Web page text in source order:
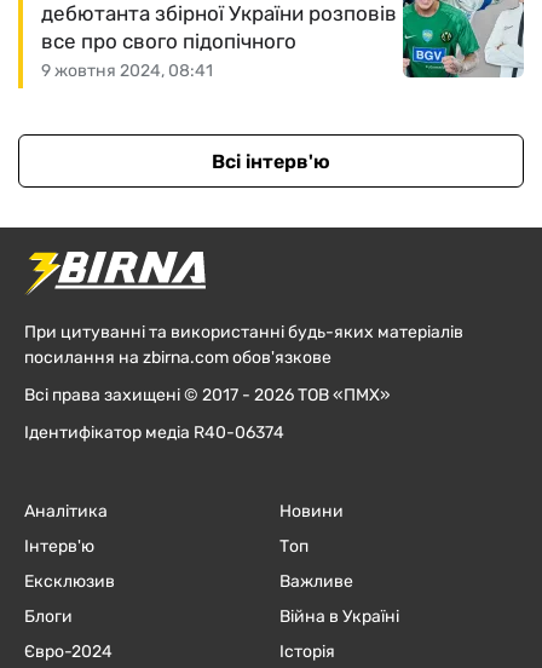
9 жовтня 2024, 08:41
дебютанта збірної України розповів
все про свого підопічного
Всі інтерв'ю
При цитуванні та використанні будь-яких матеріалів
посилання на zbirna.com обов'язкове
Всі права захищені © 2017 - 2026 ТОВ «ПМХ»
Ідентифікатор медіа R40-06374
Аналітика
Інтерв'ю
Ексклюзив
Блоги
Євро-2024
Новини
Топ
Важливе
Війна в Україні
Історія